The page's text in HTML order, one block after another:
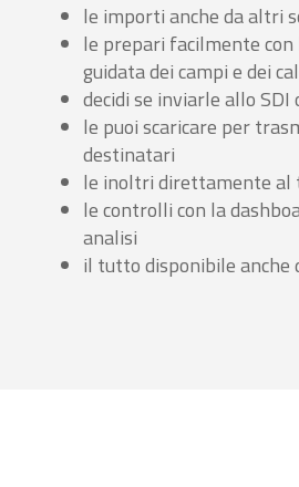
le importi anche da altri
le prepari facilmente
guidata dei campi e dei
decidi se inviarle allo SDI
le puoi scaricare per
destinatari
le inoltri direttamente al
le controlli con la
analisi
il tutto disponibile anche